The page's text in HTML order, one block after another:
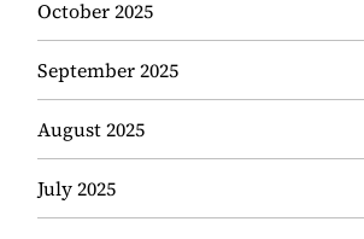
October 2025
September 2025
August 2025
July 2025